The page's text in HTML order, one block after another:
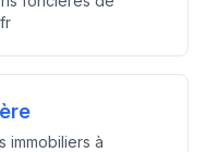
immobiliers à